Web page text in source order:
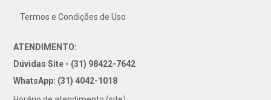
Termos e Condições de Uso
ATENDIMENTO:
Dúvidas Site - (31) 98422-7642
WhatsApp: (31) 4042-1018